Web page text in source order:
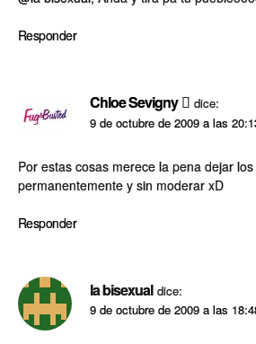
Responder
Chloe Sevigny
dice:
9 de octubre de 2009 a las
Por estas cosas merece la pena dejar
permanentemente y sin moderar xD
Responder
la bisexual dice:
9 de octubre de 2009 a las